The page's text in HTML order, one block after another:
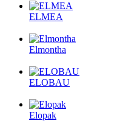
ELMEA
Elmontha
ELOBAU
Elopak